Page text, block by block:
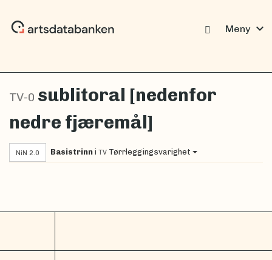
Meny expand_more
TV-0 sublitoral [nedenfor
nedre fjæremål]
NiN 2.0 Basistrinn i TV Tørrleggingsvarighet